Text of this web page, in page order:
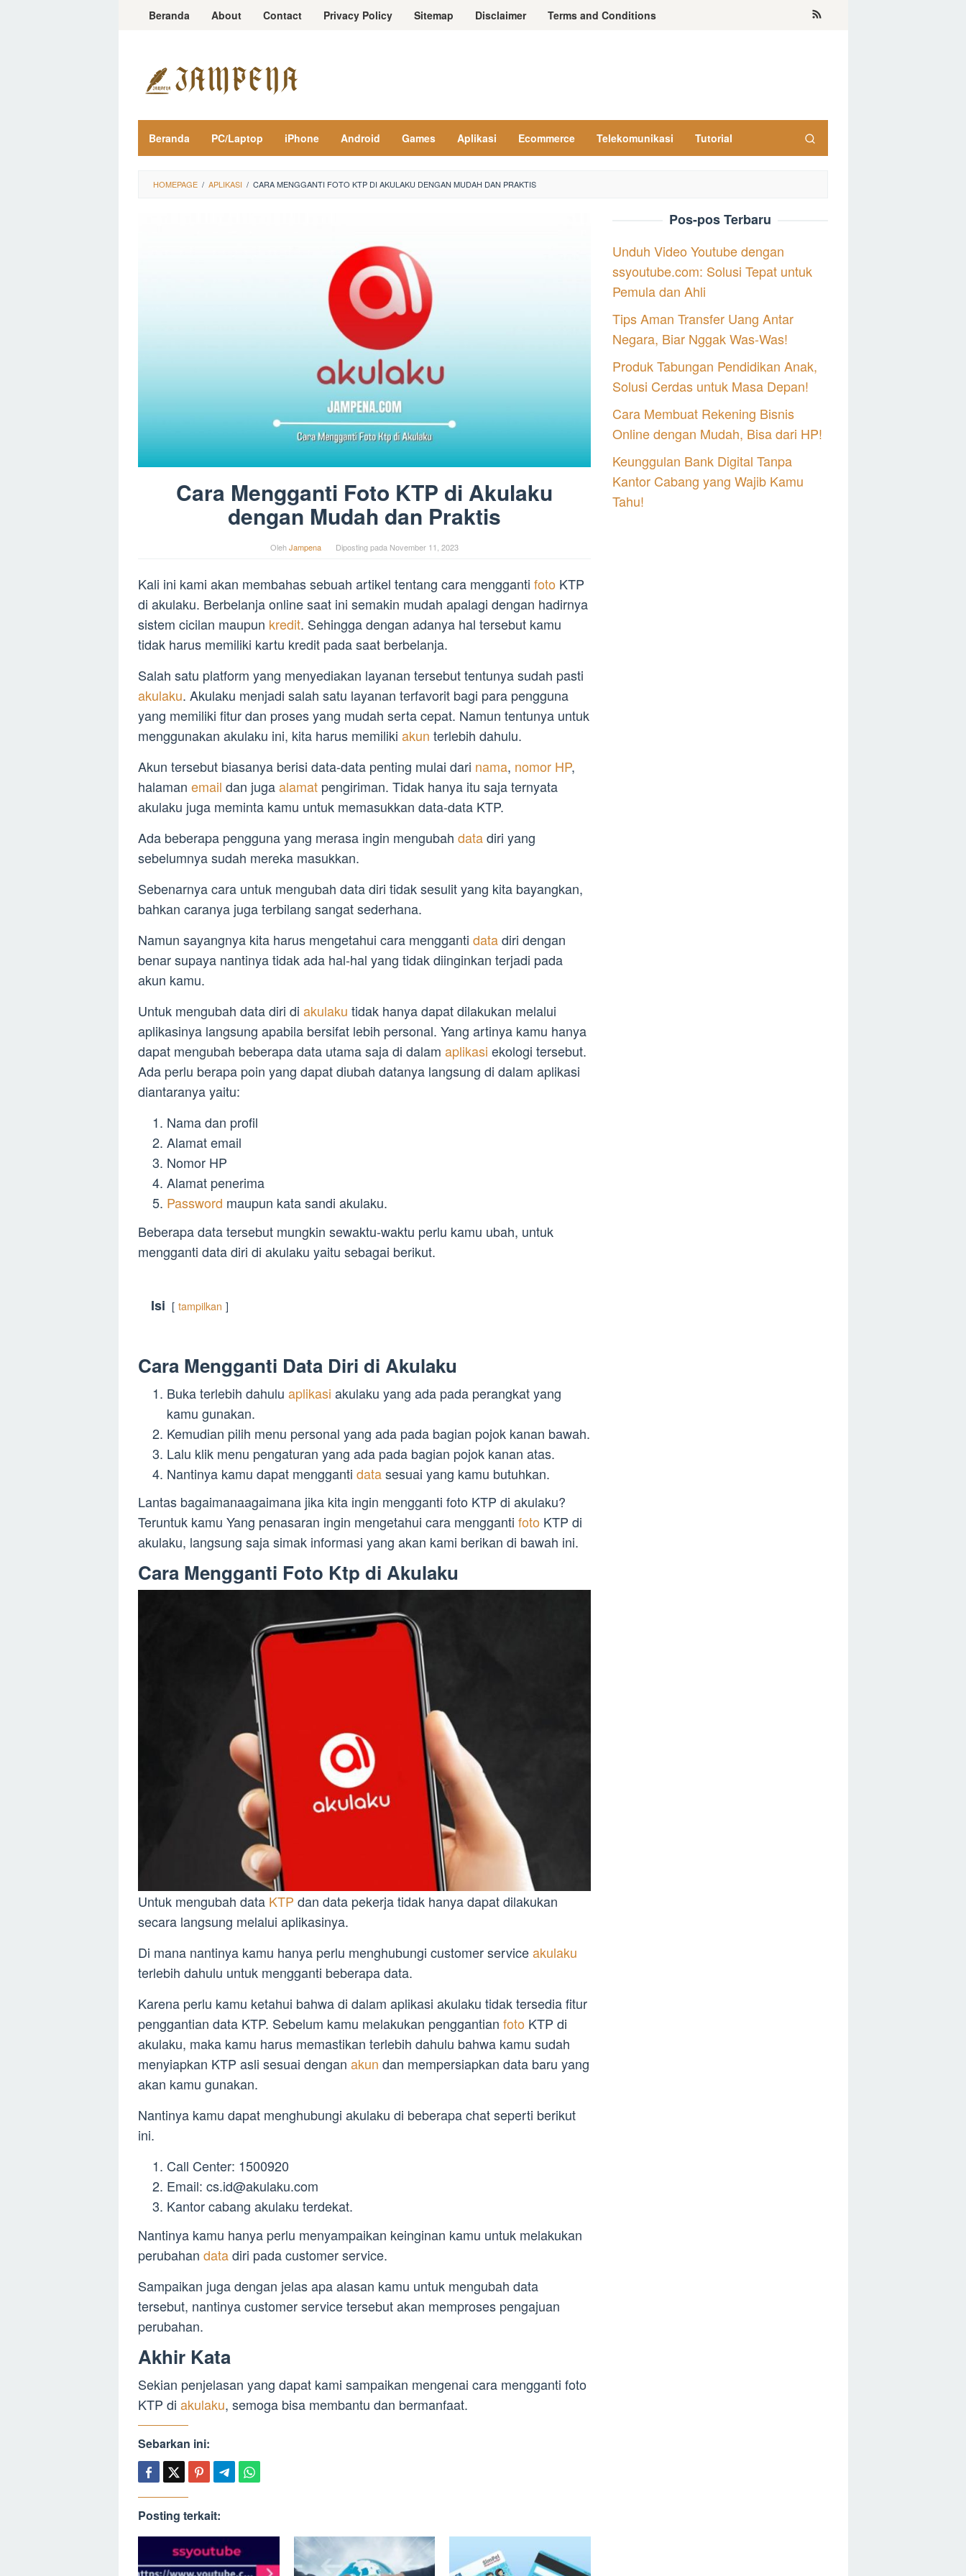
LoncatBeranda About Contact Privacy Policy Sitemap Disclaimer Terms and Conditions
Beranda PC/Laptop iPhone Android Games Aplikasi Ecommerce Telekomunikasi Tutorial
HOMEPAGE / APLIKASI / CARA MENGGANTI FOTO KTP DI AKULAKU DENGAN MUDAH DAN PRAKTIS
Cara Mengganti Foto KTP di Akulaku
dengan Mudah dan Praktis
OlehJampena Diposting pada November 11, 2023
Kali ini kami akan membahas sebuah artikel tentang cara mengganti foto KTP
di akulaku. Berbelanja online saat ini semakin mudah apalagi dengan hadirnya
sistem cicilan maupun kredit. Sehingga dengan adanya hal tersebut kamu
tidak harus memiliki kartu kredit pada saat berbelanja.
Salah satu platform yang menyediakan layanan tersebut tentunya sudah pasti
akulaku. Akulaku menjadi salah satu layanan terfavorit bagi para pengguna
yang memiliki fitur dan proses yang mudah serta cepat. Namun tentunya untuk
menggunakan akulaku ini, kita harus memiliki akun terlebih dahulu.
Akun tersebut biasanya berisi data-data penting mulai dari nama, nomor HP,
halaman email dan jugaalamat pengiriman. Tidak hanya itu saja ternyata
akulaku juga meminta kamu untuk memasukkan data-data KTP.
Ada beberapa pengguna yang merasa ingin mengubah datadiri yang
sebelumnya sudah mereka masukkan.
Sebenarnya cara untuk mengubah data diri tidak sesulit yang kita bayangkan,
bahkan caranya juga terbilang sangat sederhana.
Namun sayangnya kita harus mengetahui cara mengganti datadiri dengan
benar supaya nantinya tidak ada hal-hal yang tidak diinginkan terjadi pada
akun kamu.
Untuk mengubah data diri di akulaku tidak hanya dapat dilakukan melalui
aplikasinya langsung apabila bersifat lebih personal. Yang artinya kamu hanya
dapat mengubah beberapa data utama saja di dalam aplikasi ekologi tersebut.
Ada perlu berapa poin yang dapat diubah datanya langsung di dalam aplikasi
diantaranya yaitu:
Nama dan profil
Alamat email
Nomor HP
Alamat penerima
Password maupun kata sandi akulaku.
Beberapa data tersebut mungkin sewaktu-waktu perlu kamu ubah, untuk
mengganti data diri di akulaku yaitu sebagai berikut.
Isi tampilkan
Cara Mengganti Data Diri di Akulaku
Buka terlebih dahulu aplikasi akulaku yang ada pada perangkat yang
kamu gunakan.
Kemudian pilih menu personal yang ada pada bagian pojok kanan bawah.
Lalu klik menu pengaturan yang ada pada bagian pojok kanan atas.
Nantinya kamu dapat mengganti datasesuai yang kamu butuhkan.
Lantas bagaimanaagaimana jika kita ingin mengganti foto KTP di akulaku?
Teruntuk kamu Yang penasaran ingin mengetahui cara mengganti foto KTP di
akulaku, langsung saja simak informasi yang akan kami berikan di bawah ini.
Cara Mengganti Foto Ktp di Akulaku
Untuk mengubah data KTP dan data pekerja tidak hanya dapat dilakukan
secara langsung melalui aplikasinya.
Di mana nantinya kamu hanya perlu menghubungi customer serviceakulaku
terlebih dahulu untuk mengganti beberapa data.
Karena perlu kamu ketahui bahwa di dalam aplikasi akulaku tidak tersedia fitur
penggantian data KTP. Sebelum kamu melakukan penggantian foto KTP di
akulaku, maka kamu harus memastikan terlebih dahulu bahwa kamu sudah
menyiapkan KTP asli sesuai dengan akun dan mempersiapkan data baru yang
akan kamu gunakan.
Nantinya kamu dapat menghubungi akulaku di beberapa chat seperti berikut
ini.
Call Center: 1500920
Email: cs.id@akulaku.com
Kantor cabang akulaku terdekat.
Nantinya kamu hanya perlu menyampaikan keinginan kamu untuk melakukan
perubahan datadiri pada customer service.
Sampaikan juga dengan jelas apa alasan kamu untuk mengubah data
tersebut, nantinya customer service tersebut akan memproses pengajuan
perubahan.
Akhir Kata
Sekian penjelasan yang dapat kami sampaikan mengenai cara mengganti foto
KTP di akulaku, semoga bisa membantu dan bermanfaat.
Sebarkan ini:
Posting terkait:
Pos-pos Terbaru
Unduh Video Youtube dengan
ssyoutube.com: Solusi Tepat untuk
Pemula dan Ahli
Tips Aman Transfer Uang Antar
Negara, Biar Nggak Was-Was!
Produk Tabungan Pendidikan Anak,
Solusi Cerdas untuk Masa Depan!
Cara Membuat Rekening Bisnis
Online dengan Mudah, Bisa dari HP!
Keunggulan Bank Digital Tanpa
Kantor Cabang yang Wajib Kamu
Tahu!